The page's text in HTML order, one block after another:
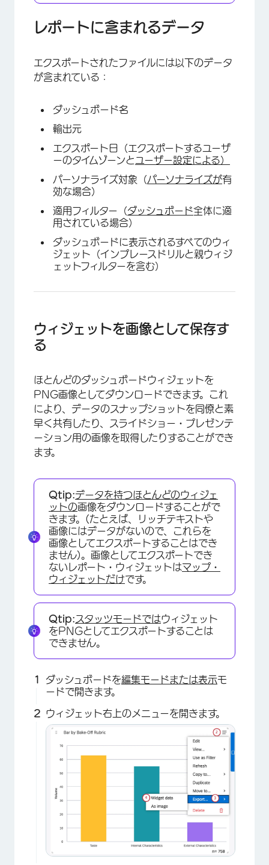
×
レポートに含まれるデータ
エクスポートされたファイルには以下のデータ
が含まれている：
ダッシュボード名
輸出元
エクスポート日（エクスポートするユーザ
ーのタイムゾーンと ユーザー設定による）
パーソナライズ対象（パーソナライズが有
効な場合）
適用フィルター（ダッシュボード全体に適
用されている場合）
ダッシュボードに表示されるすべてのウィ
ジェット（インプレースドリルと親ウィジ
ェットフィルターを含む）
ウィジェットを画像として保存す
る
ほとんどのダッシュボードウィジェットを
PNG画像としてダウンロードできます。これ
により、データのスナップショットを同僚と素
早く共有したり、スライドショー・プレゼンテ
ーション用の画像を取得したりすることができ
ます。
Qtip:データを持つほとんどのウィジェ
ットの画像をダウンロードすることがで
きます。(たとえば、リッチテキストや
画像にはデータがないので、これらを
画像としてエクスポートすることはでき
ません)。画像としてエクスポートでき
ないレポート・ウィジェットはマップ・
ウィジェットだけです。
Qtip:スタッツモードではウィジェット
をPNGとしてエクスポートすることは
できません。
ダッシュボードを編集モードまたは表示モ
ードで開きます。
ウィジェット右上のメニューを開きます。